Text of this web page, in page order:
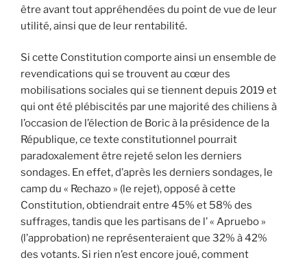
être avant tout appréhendées du point de vue de leur
utilité, ainsi que de leur rentabilité.
Si cette Constitution comporte ainsi un ensemble de
revendications qui se trouvent au cœur des
mobilisations sociales qui se tiennent depuis 2019 et
qui ont été plébiscités par une majorité des chiliens à
l’occasion de l’élection de Boric à la présidence de la
République, ce texte constitutionnel pourrait
paradoxalement être rejeté selon les derniers
sondages. En effet, d’après les derniers sondages, le
camp du « Rechazo » (le rejet), opposé à cette
Constitution, obtiendrait entre 45% et 58% des
suffrages, tandis que les partisans de l’ « Apruebo »
(l’approbation) ne représenteraient que 32% à 42%
des votants. Si rien n’est encore joué, comment